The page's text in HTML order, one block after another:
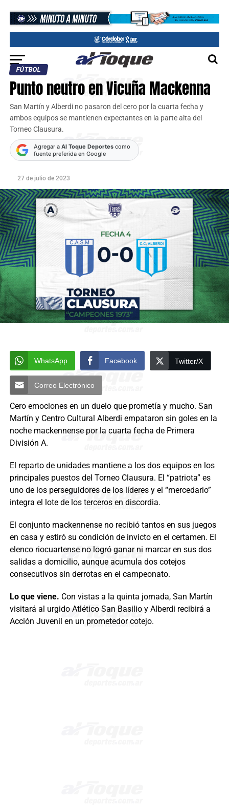
FÚTBOL
Punto neutro en Vicuña Mackenna
San Martín y Alberdi no pasaron del cero por la cuarta fecha y
ambos equipos se mantienen expectantes en la parte alta del
Torneo Clausura.
Agregar a Al Toque Deportescomo
fuente preferida en Google
27 de julio de 2023
WhatsApp Facebook Twitter/X
Correo Electrónico
Cero emociones en un duelo que prometía y mucho. San
Martín y Centro Cultural Alberdi empataron sin goles en la
noche mackennense por la cuarta fecha de Primera
División A.
El reparto de unidades mantiene a los dos equipos en los
principales puestos del Torneo Clausura. El “patriota” es
uno de los perseguidores de los líderes y el “mercedario”
integra el lote de los terceros en discordia.
El conjunto mackennense no recibió tantos en sus juegos
en casa y estiró su condición de invicto en el certamen. El
elenco riocuartense no logró ganar ni marcar en sus dos
salidas a domicilio, aunque acumula dos cotejos
consecutivos sin derrotas en el campeonato.
Lo que viene. Con vistas a la quinta jornada, San Martín
visitará al urgido Atlético San Basilio y Alberdi recibirá a
Acción Juvenil en un prometedor cotejo.